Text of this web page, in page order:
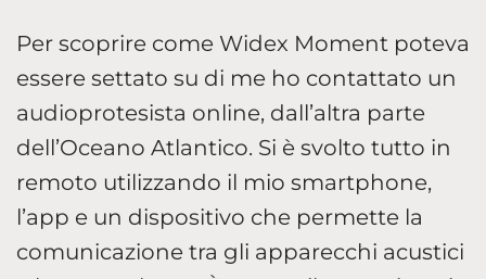
Per scoprire come Widex Moment poteva
essere settato su di me ho contattato un
audioprotesista online, dall’altra parte
dell’Oceano Atlantico. Si è svolto tutto in
remoto utilizzando il mio smartphone,
l’app e un dispositivo che permette la
comunicazione tra gli apparecchi acustici